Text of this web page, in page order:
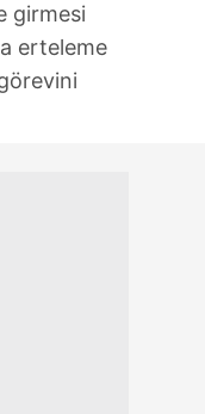
girmesi
erteleme